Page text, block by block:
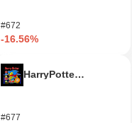
#672
-16.56%
#677